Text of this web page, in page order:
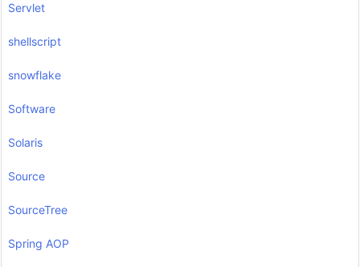
Servlet
shellscript
snowflake
Software
Solaris
Source
SourceTree
Spring AOP